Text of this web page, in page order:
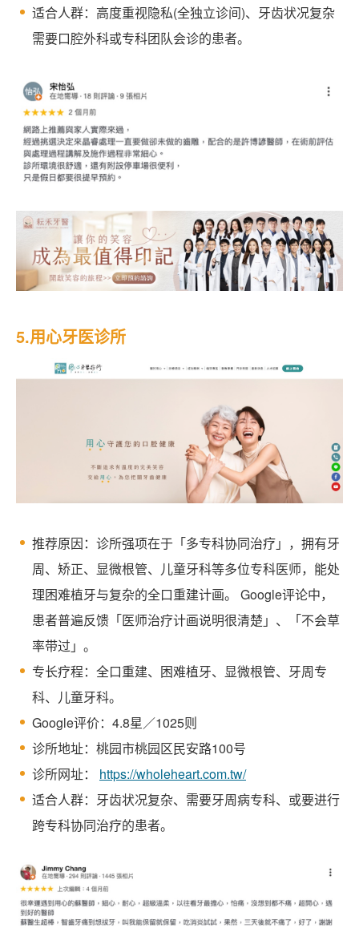
适合人群：高度重视隐私(全独立诊间)、牙齿状况复杂
需要口腔外科或专科团队会诊的患者。
5.用心牙医诊所
推荐原因：诊所强项在于「多专科协同治疗」，拥有牙
周、矫正、显微根管、儿童牙科等多位专科医师，能处
理困难植牙与复杂的全口重建计画。 Google评论中，
患者普遍反馈「医师治疗计画说明很清楚」、「不会草
率带过」。
专长疗程：全口重建、困难植牙、显微根管、牙周专
科、儿童牙科。
Google评价：4.8星／1025则
诊所地址：桃园市桃园区民安路100号
诊所网址： https://wholeheart.com.tw/
适合人群：牙齿状况复杂、需要牙周病专科、或要进行
跨专科协同治疗的患者。